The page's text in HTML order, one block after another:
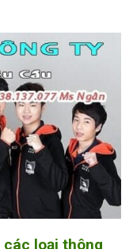
loại thông